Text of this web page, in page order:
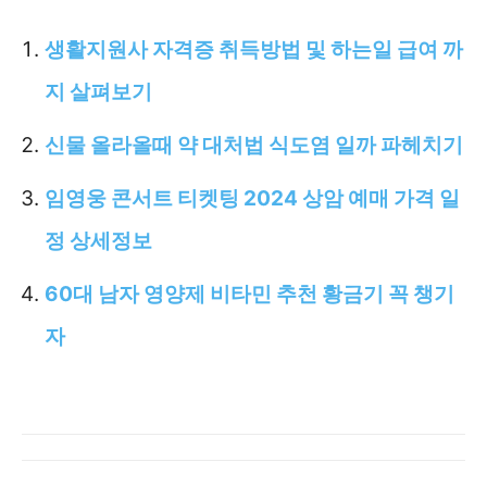
생활지원사 자격증 취득방법 및 하는일 급여 까
지 살펴보기
신물 올라올때 약 대처법 식도염 일까 파헤치기
임영웅 콘서트 티켓팅 2024 상암 예매 가격 일
정 상세정보
60대 남자 영양제 비타민 추천 황금기 꼭 챙기
자